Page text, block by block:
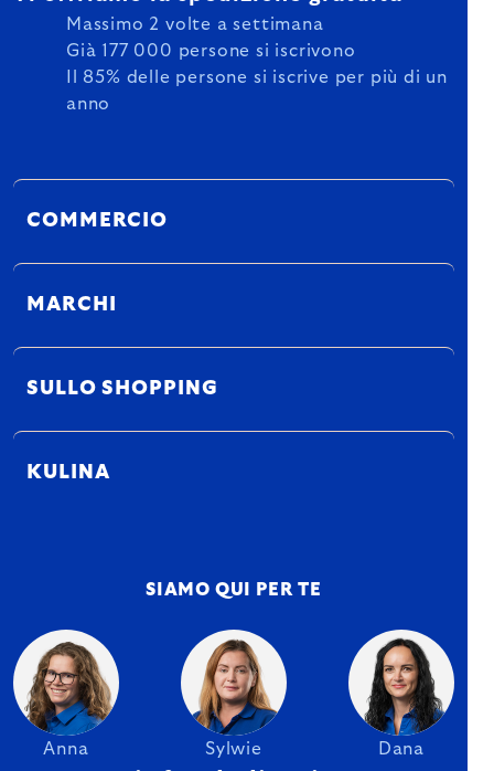
Massimo 2 volte a settimana
Già 177 000 persone si iscrivono
Il 85% delle persone si iscrive per più di un
anno
COMMERCIO
MARCHI
SULLO SHOPPING
KULINA
SIAMO QUI PER TE
Anna Sylwie Dana